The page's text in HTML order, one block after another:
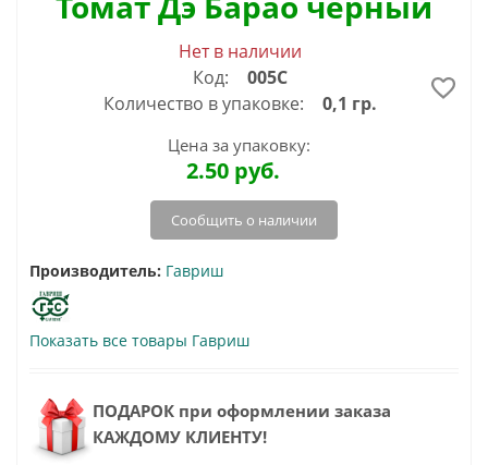
Нет в наличии
Код:
005С
Количество в упаковке:
0,1 гр.
Цена за упаковку:
2.50 руб.
Сообщить о наличии
Производитель: Гавриш
Показать все товары Гавриш
ПОДАРОК при оформлении заказа
КАЖДОМУ КЛИЕНТУ!